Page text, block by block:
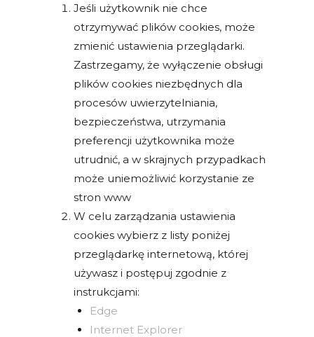
Jeśli użytkownik nie chce
otrzymywać plików cookies, może
zmienić ustawienia przeglądarki.
Zastrzegamy, że wyłączenie obsługi
plików cookies niezbędnych dla
procesów uwierzytelniania,
bezpieczeństwa, utrzymania
preferencji użytkownika może
utrudnić, a w skrajnych przypadkach
może uniemożliwić korzystanie ze
stron www
W celu zarządzania ustawienia
cookies wybierz z listy poniżej
przeglądarkę internetową, której
używasz i postępuj zgodnie z
instrukcjami:
Edge
Internet Explorer